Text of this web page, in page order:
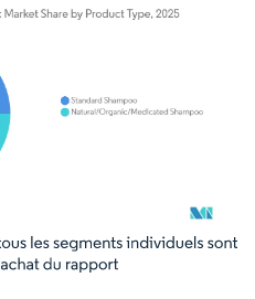
nécessite une attribution sous CC BY